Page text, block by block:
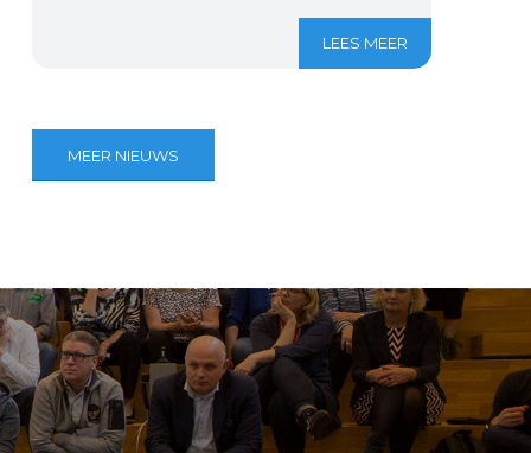
LEES MEER
MEER NIEUWS